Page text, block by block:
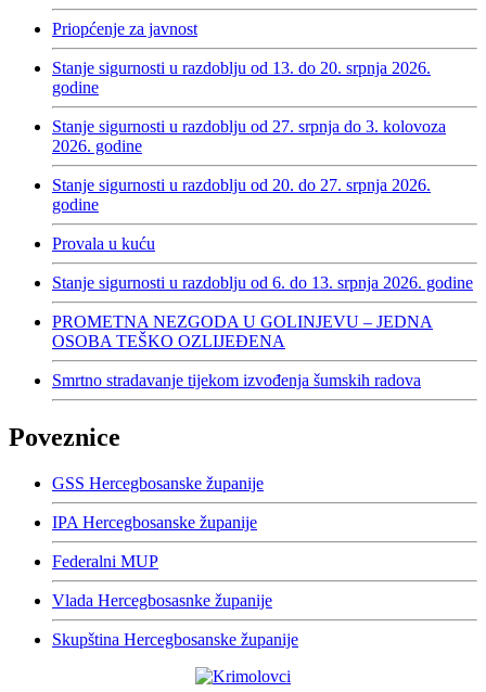
Priopćenje za javnost
Stanje sigurnosti u razdoblju od 13. do 20. srpnja 2026.
godine
Stanje sigurnosti u razdoblju od 27. srpnja do 3. kolovoza
2026. godine
Stanje sigurnosti u razdoblju od 20. do 27. srpnja 2026.
godine
Provala u kuću
Stanje sigurnosti u razdoblju od 6. do 13. srpnja 2026. godine
PROMETNA NEZGODA U GOLINJEVU – JEDNA
OSOBA TEŠKO OZLIJEĐENA
Smrtno stradavanje tijekom izvođenja šumskih radova
Poveznice
GSS Hercegbosanske županije
IPA Hercegbosanske županije
Federalni MUP
Vlada Hercegbosasnke županije
Skupština Hercegbosanske županije